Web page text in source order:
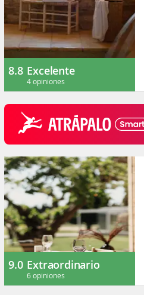
8.8 Excelente
4 opiniones
9.0 Extraordinario
6 opiniones